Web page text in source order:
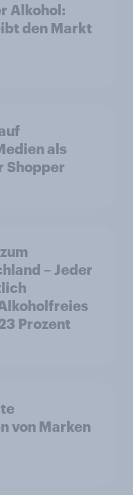
Alkohol:
den Markt
als
Shopper
– Jeder
Prozent
von Marken